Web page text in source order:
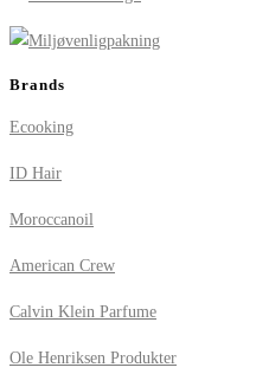
Brands
Ecooking
ID Hair
Moroccanoil
American Crew
Calvin Klein Parfume
Ole Henriksen Produkter